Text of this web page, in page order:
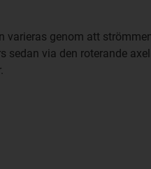
varieras genom att
sedan via den roterande